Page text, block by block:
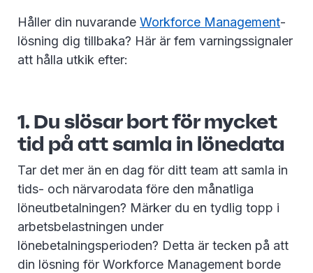
Håller din nuvarande Workforce Management-
lösning dig tillbaka? Här är fem varningssignaler
att hålla utkik efter:
1. Du slösar bort för mycket
tid på att samla in lönedata
Tar det mer än en dag för ditt team att samla in
tids- och närvarodata före den månatliga
löneutbetalningen? Märker du en tydlig topp i
arbetsbelastningen under
lönebetalningsperioden? Detta är tecken på att
din lösning för Workforce Management borde